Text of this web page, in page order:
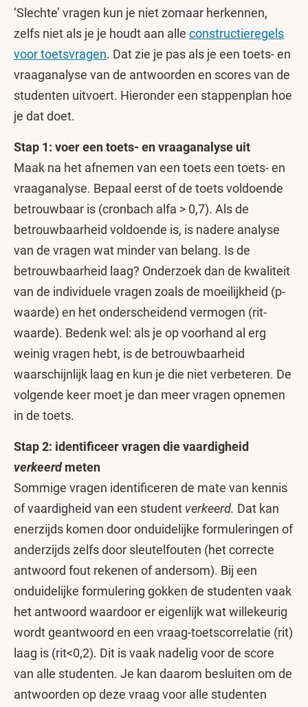
‘Slechte’ vragen kun je niet zomaar herkennen,
zelfs niet als je je houdt aan alle constructieregels
voor toetsvragen. Dat zie je pas als je een toets- en
vraaganalyse van de antwoorden en scores van de
studenten uitvoert. Hieronder een stappenplan hoe
je dat doet.
Stap 1: voer een toets- en vraaganalyse uit
Maak na het afnemen van een toets een toets- en
vraaganalyse. Bepaal eerst of de toets voldoende
betrouwbaar is (cronbach alfa > 0,7). Als de
betrouwbaarheid voldoende is, is nadere analyse
van de vragen wat minder van belang. Is de
betrouwbaarheid laag? Onderzoek dan de kwaliteit
van de individuele vragen zoals de moeilijkheid (p-
waarde) en het onderscheidend vermogen (rit-
waarde). Bedenk wel: als je op voorhand al erg
weinig vragen hebt, is de betrouwbaarheid
waarschijnlijk laag en kun je die niet verbeteren. De
volgende keer moet je dan meer vragen opnemen
in de toets.
Stap 2: identificeer vragen die vaardigheid
verkeerdmeten
Sommige vragen identificeren de mate van kennis
of vaardigheid van een student verkeerd. Dat kan
enerzijds komen door onduidelijke formuleringen of
anderzijds zelfs door sleutelfouten (het correcte
antwoord fout rekenen of andersom). Bij een
onduidelijke formulering gokken de studenten vaak
het antwoord waardoor er eigenlijk wat willekeurig
wordt geantwoord en een vraag-toetscorrelatie (rit)
laag is (rit<0,2). Dit is vaak nadelig voor de score
van alle studenten. Je kan daarom besluiten om de
antwoorden op deze vraag voor alle studenten